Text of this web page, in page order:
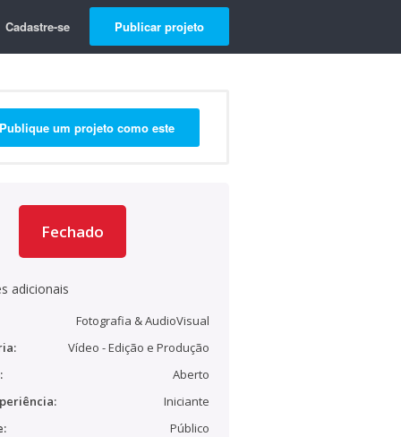
Cadastre-se Publicar projeto
Publique um projeto como este
Fechado
adicionais
Fotografia & AudioVisual
Vídeo - Edição e Produção
Aberto
Iniciante
Público